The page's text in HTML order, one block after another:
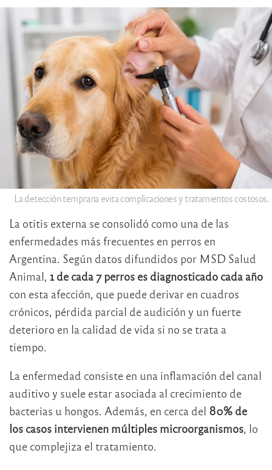
La detección temprana evita complicaciones y tratamientos costosos.
La otitis externa se consolidó como una de las
enfermedades más frecuentes en perros en
Argentina. Según datos difundidos por MSD Salud
Animal, 1 de cada 7 perros es diagnosticado cada año
con esta afección, que puede derivar en cuadros
crónicos, pérdida parcial de audición y un fuerte
deterioro en la calidad de vida si no se trata a
tiempo.
La enfermedad consiste en una inflamación del canal
auditivo y suele estar asociada al crecimiento de
bacterias u hongos. Además, en cerca del 80% de
los casos intervienen múltiples microorganismos, lo
que complejiza el tratamiento.